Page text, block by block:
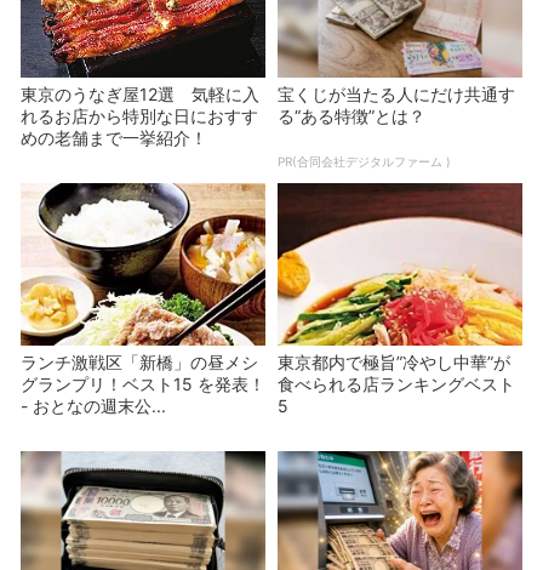
東京のうなぎ屋12選 気軽に入
れるお店から特別な日におすす
めの老舗まで一挙紹介！
宝くじが当たる人にだけ共通す
る“ある特徴”とは？
PR(合同会社デジタルファーム )
ランチ激戦区「新橋」の昼メシ
グランプリ！ベスト15 を発表！
- おとなの週末公...
東京都内で極旨”冷やし中華”が
食べられる店ランキングベスト
5